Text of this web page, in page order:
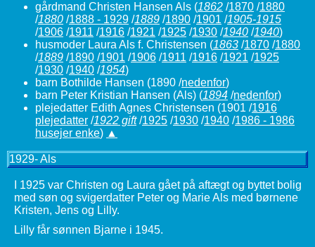
gårdmand Christen Hansen Als (1862 /1870 /1880
/1880 /1888 - 1929 /1889 /1890 /1901 /1905-1915
/1906 /1911 /1916 /1921 /1925 /1930 /1940 /1940)
husmoder Laura Als f. Christensen (1863 /1870 /1880
/1889 /1890 /1901 /1906 /1911 /1916 /1921 /1925
/1930 /1940 /1954)
barn Bothilde Hansen (1890 /nedenfor)
barn Peter Kristian Hansen (Als) (1894 /nedenfor)
plejedatter Edith Agnes Christensen (1901 /1916
plejedatter /1922 gift/1925 /1930 /1940 /1986 - 1986
husejer enke) ▲
1929- Als
I 1925 var Christen og Laura gået på aftægt og byttet bolig
med søn og svigerdatter Peter og Marie Als med børnene
Kristen, Jens og Lilly.
Lilly får sønnen Bjarne i 1945.